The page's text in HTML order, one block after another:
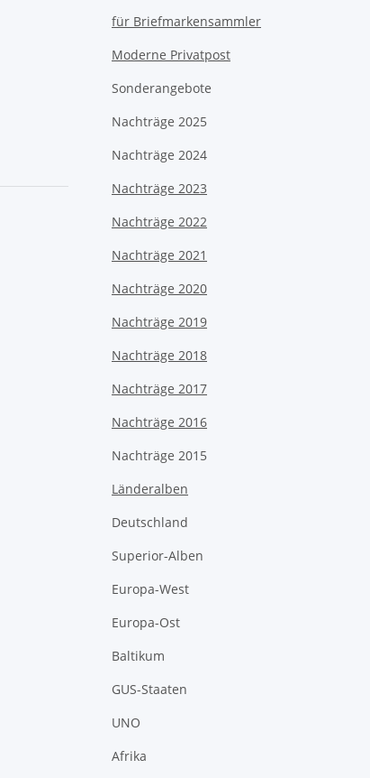
für Briefmarkensammler
Moderne Privatpost
Sonderangebote
Nachträge 2025
Nachträge 2024
Nachträge 2023
Nachträge 2022
Nachträge 2021
Nachträge 2020
Nachträge 2019
Nachträge 2018
Nachträge 2017
Nachträge 2016
Nachträge 2015
Länderalben
Deutschland
Superior-Alben
Europa-West
Europa-Ost
Baltikum
GUS-Staaten
UNO
Afrika